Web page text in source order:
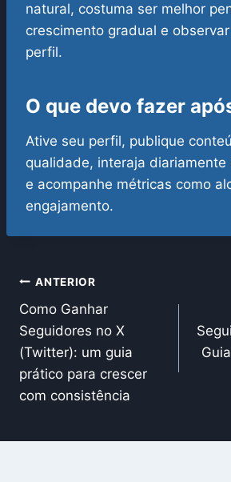
natural, costuma ser melhor
crescimento gradual e
perfil.
O que devo fazer
Ative seu perfil, publique
qualidade, interaja diariamente
e acompanhe métricas como
engajamento.
Navegação
de
Post
ANTERIOR
Como Ganhar
Seguidores no X
(Twitter): um guia
prático para crescer
com consistência